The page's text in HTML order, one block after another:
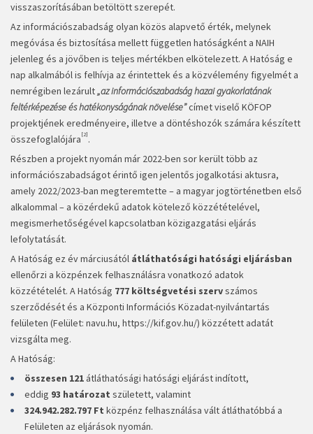
visszaszorításában betöltött szerepét.
Az információszabadság olyan közös alapvető érték, melynek
megóvása és biztosítása mellett független hatóságként a NAIH
jelenleg és a jövőben is teljes mértékben elkötelezett. A Hatóság e
nap alkalmából is felhívja az érintettek és a közvélemény figyelmét a
nemrégiben lezárult„az információszabadság hazai gyakorlatának
feltérképezése és hatékony­ságának növelése”címet viselő KÖFOP
projektjének eredményeire, illetve a döntéshozók számára készített
összefoglalójára [2] .
Részben a projekt nyomán már 2022-ben sor került több az
információszabadságot érintő igen jelentős jogalkotási aktusra,
amely 2022/2023-ban megteremtette – a magyar jogtörténetben első
alkalommal – a közérdekű adatok kötelező közzétételével,
megismerhetőségével kapcsolatban közigazgatási eljárás
lefolytatását.
A Hatóság ez év márciusától átláthatósági hatósági eljárásban
ellenőrzi a közpénzek felhasználásra vonatkozó adatok
közzétételét. A Hatóság 777 költségvetési szervszámos
szerződését és a Központi Információs Közadat-nyilvántartás
felületen (Felület: navu.hu, https://kif.gov.hu/) közzétett adatát
vizsgálta meg.
A Hatóság:
összesen 121 átláthatósági hatósági eljárást indított,
eddig 93 határozat született, valamint
324.942.282.797 Ft közpénz felhasználása vált átláthatóbbá a
Felületen az eljárások nyomán.